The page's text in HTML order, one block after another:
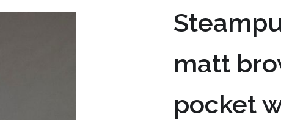
matt
pocket